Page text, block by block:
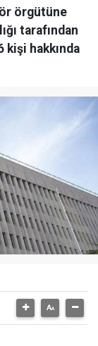
örgütüne
tarafından
kişi hakkında